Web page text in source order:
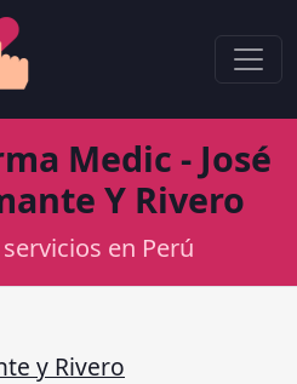
Medic - José
Y Rivero
en Perú
y Rivero